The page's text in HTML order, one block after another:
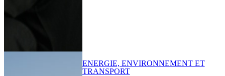
ENERGIE, ENVIRONNEMENT ET
TRANSPORT